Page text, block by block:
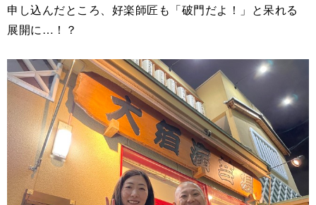
申し込んだところ、好楽師匠も「破門だよ！」と呆れる
展開に…！？